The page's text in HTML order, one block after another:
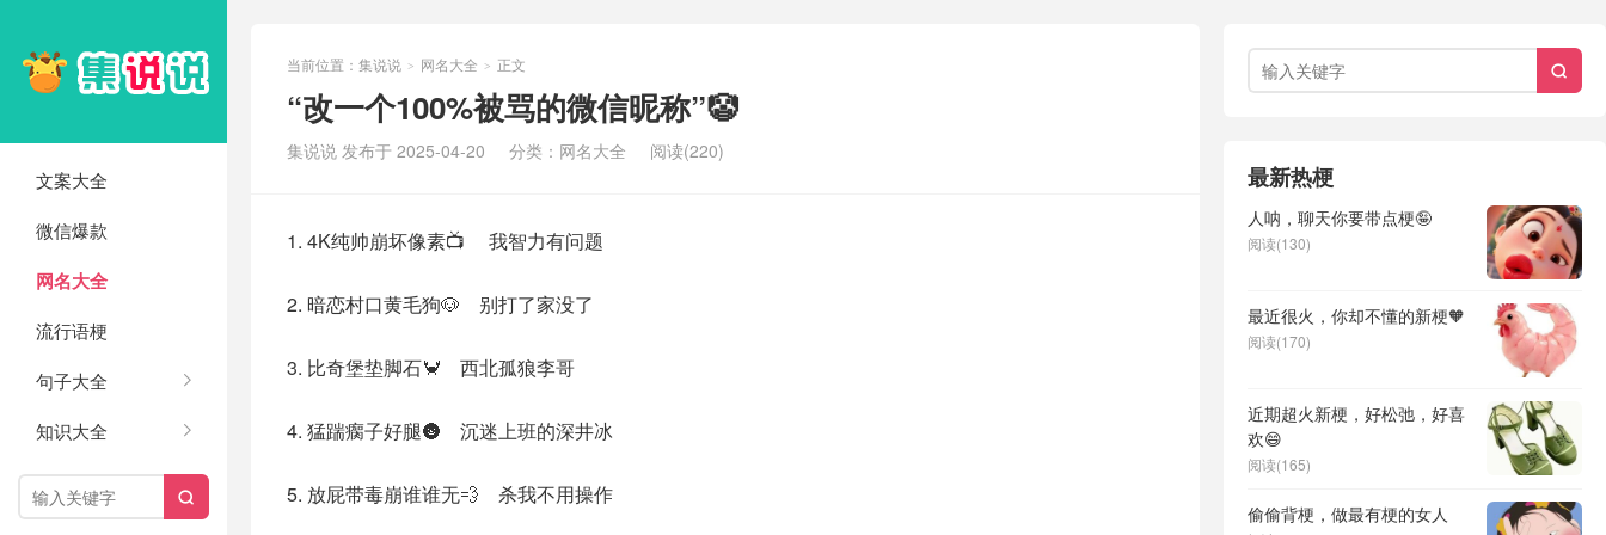
文案大全
微信爆款
网名大全
流行语梗
句子大全
知识大全

当前位置： 集说说 > 网名大全 > 正文
“改一个100%被骂的微信昵称”🤡
集说说 发布于 2025-04-20 分类： 网名大全 阅读(220)
1. 4K纯帅崩坏像素📺 我智力有问题
2. 暗恋村口黄毛狗🐶 别打了家没了
3. 比奇堡垫脚石🦀 西北孤狼李哥
4. 猛踹瘸子好腿🌚 沉迷上班的深井冰
5. 放屁带毒崩谁谁无💨 杀我不用操作

最新热梗
人呐，聊天你要带点梗🤪
阅读(130)
最近很火，你却不懂的新梗🧡
阅读(170)
近期超火新梗，好松弛，好喜
欢😄
阅读(165)
偷偷背梗，做最有梗的女人